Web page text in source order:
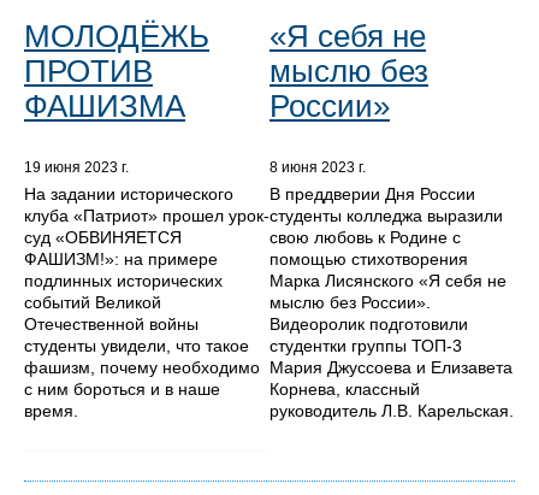
МОЛОДЁЖЬ
ПРОТИВ
ФАШИЗМА
19 июня 2023 г.
На задании исторического
клуба «Патриот» прошел урок-
суд «ОБВИНЯЕТСЯ
ФАШИЗМ!»: на примере
подлинных исторических
событий Великой
Отечественной войны
студенты увидели, что такое
фашизм, почему необходимо
с ним бороться и в наше
время.
«Я себя не
мыслю без
России»
8 июня 2023 г.
В преддверии Дня России
студенты колледжа выразили
свою любовь к Родине с
помощью стихотворения
Марка Лисянского «Я себя не
мыслю без России».
Видеоролик подготовили
студентки группы ТОП-3
Мария Джуссоева и Елизавета
Корнева, классный
руководитель Л.В. Карельская.